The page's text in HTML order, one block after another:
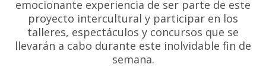
emocionante experiencia de ser parte de este
proyecto intercultural y participar en los
talleres, espectáculos y concursos que se
llevarán a cabo durante este inolvidable fin de
semana.